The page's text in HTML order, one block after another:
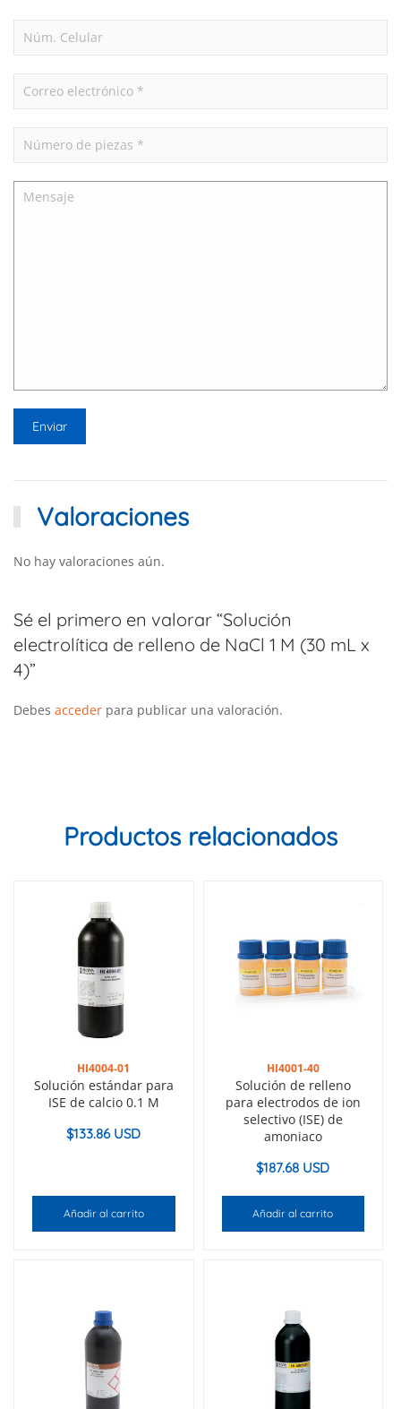
Valoraciones
No hay valoraciones aún.
Sé el primero en valorar “Solución
electrolítica de relleno de NaCl 1 M (30 mL x
4)”
Debes acceder para publicar una valoración.
Productos relacionados
HI4004-01
Solución estándar para
ISE de calcio 0.1 M
$133.86 USD
Añadir al carrito
HI4001-40
Solución de relleno
para electrodos de ion
selectivo (ISE) de
amoniaco
$187.68 USD
Añadir al carrito